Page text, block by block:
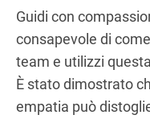
Guidi con
consapevole di
team e utilizzi
È stato dimostrato
empatia può